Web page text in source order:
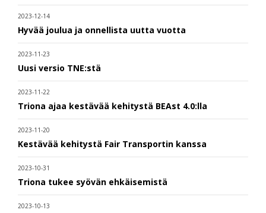
2023-12-14
Hyvää joulua ja onnellista uutta vuotta
2023-11-23
Uusi versio TNE:stä
2023-11-22
Triona ajaa kestävää kehitystä BEAst 4.0:lla
2023-11-20
Kestävää kehitystä Fair Transportin kanssa
2023-10-31
Triona tukee syövän ehkäisemistä
2023-10-13